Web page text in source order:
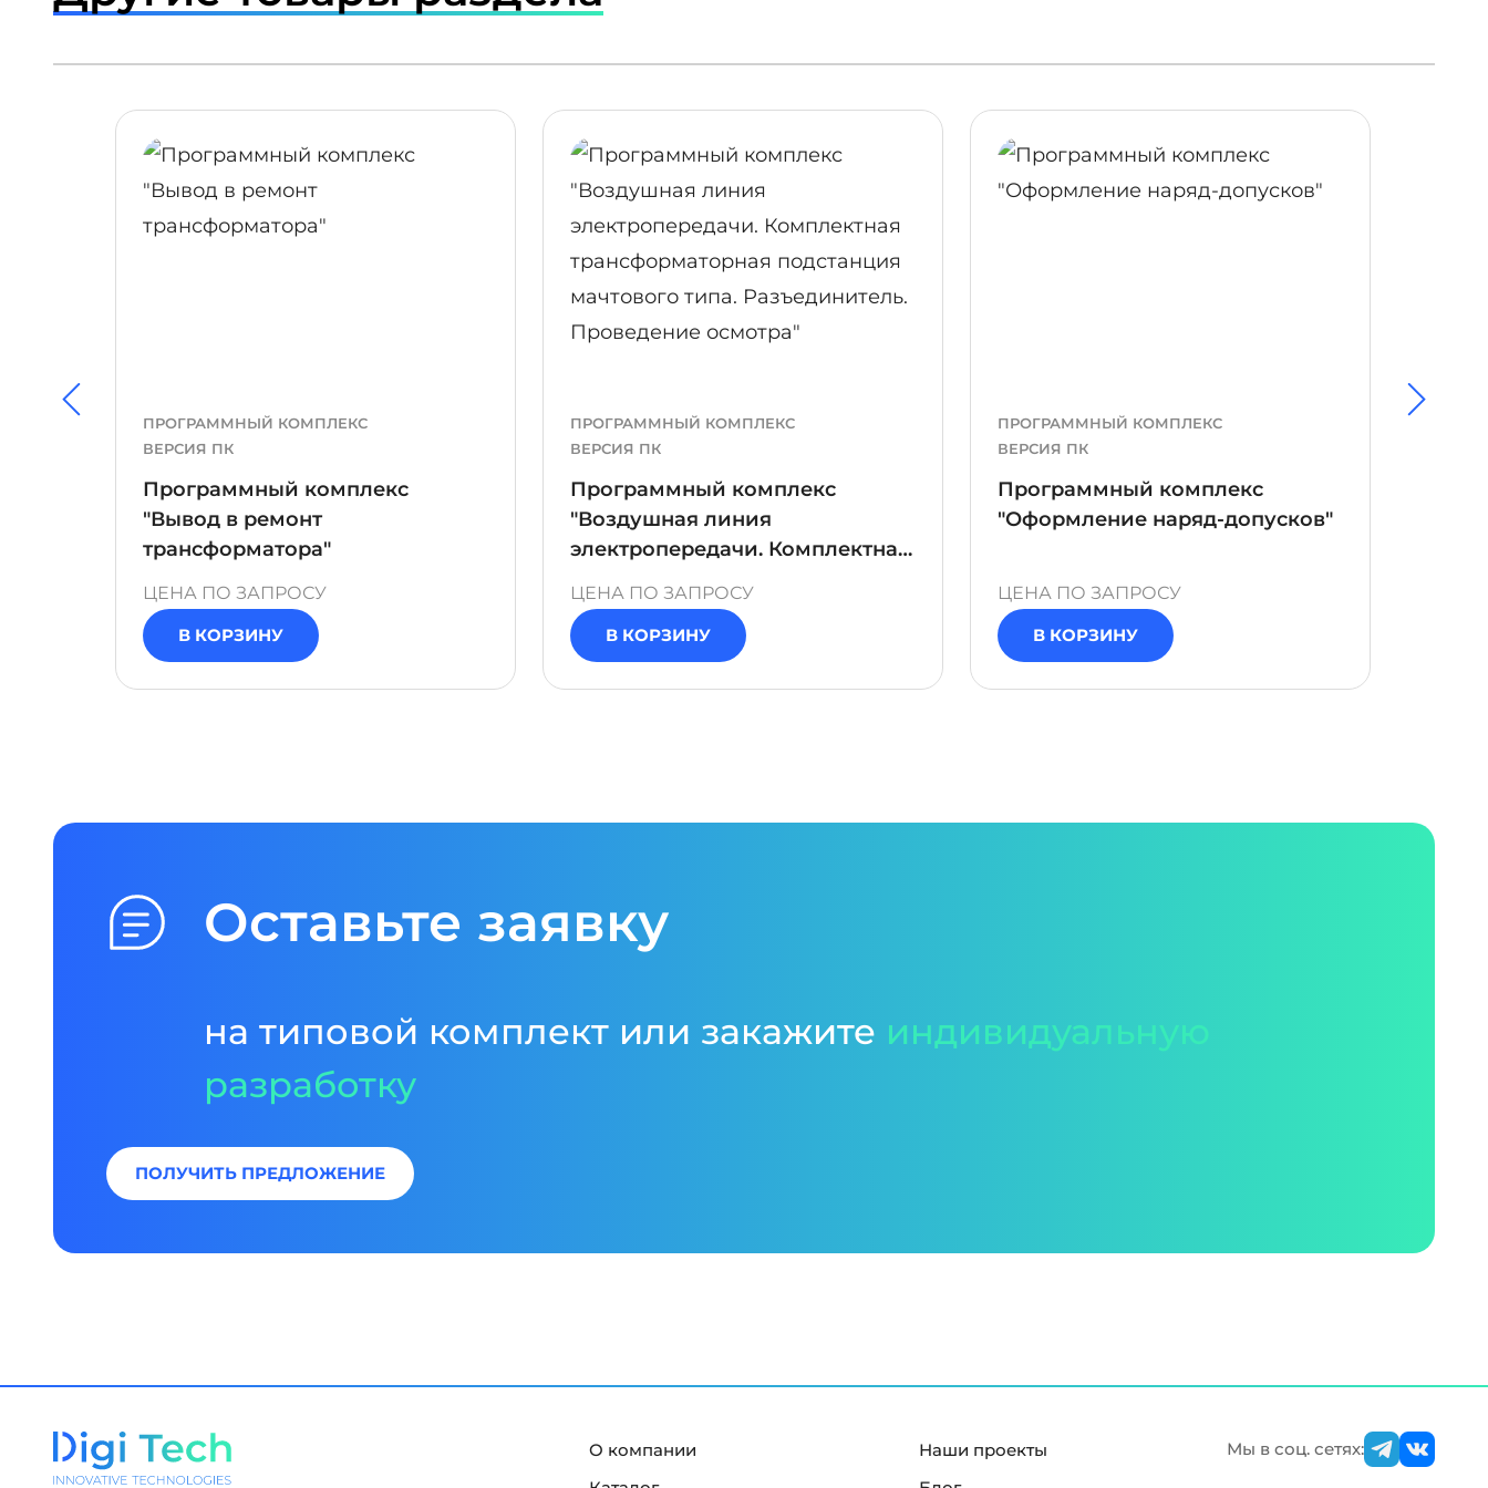
ПРОГРАММНЫЙ КОМПЛЕКС
ВЕРСИЯ ПК
Программный комплекс
"Вывод в ремонт
трансформатора"
ЦЕНА ПО ЗАПРОСУ
В КОРЗИНУ
ПОДРОБНЕЕ
ПРОГРАММНЫЙ КОМПЛЕКС
ВЕРСИЯ ПК
Программный комплекс
"Воздушная линия
электропередачи. Комплектная
мачтового типа.
Разъединитель. Проведение
осмотра"
ЦЕНА ПО ЗАПРОСУ
В КОРЗИНУ
ПОДРОБНЕЕ
ПРОГРАММНЫЙ КОМПЛЕКС
ВЕРСИЯ ПК
Программный комплекс
"Оформление наряд-допусков"
ЦЕНА ПО ЗАПРОСУ
В КОРЗИНУ
ПОДРОБНЕЕ
Оставьте заявку
на типовой комплект или закажите индивидуальную
разработку
ПОЛУЧИТЬ ПРЕДЛОЖЕНИЕ
О компании
Наши проекты
Мы в соц. сетях: